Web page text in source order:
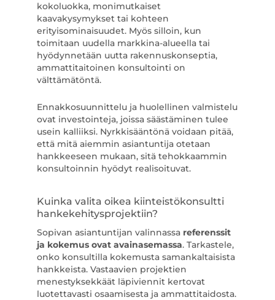
kokoluokka, monimutkaiset
kaavakysymykset tai kohteen
erityisominaisuudet. Myös silloin, kun
toimitaan uudella markkina-alueella tai
hyödynnetään uutta rakennuskonseptia,
ammattitaitoinen konsultointi on
välttämätöntä.
Ennakkosuunnittelu ja huolellinen valmistelu
ovat investointeja, joissa säästäminen tulee
usein kalliiksi. Nyrkkisääntönä voidaan pitää,
että mitä aiemmin asiantuntija otetaan
hankkeeseen mukaan, sitä tehokkaammin
konsultoinnin hyödyt realisoituvat.
Kuinka valita oikea kiinteistökonsultti
hankekehitysprojektiin?
Sopivan asiantuntijan valinnassa referenssit
ja kokemus ovat avainasemassa. Tarkastele,
onko konsultilla kokemusta samankaltaisista
hankkeista. Vastaavien projektien
menestyksekkäät läpiviennit kertovat
luotettavasti osaamisesta ja ammattitaidosta.